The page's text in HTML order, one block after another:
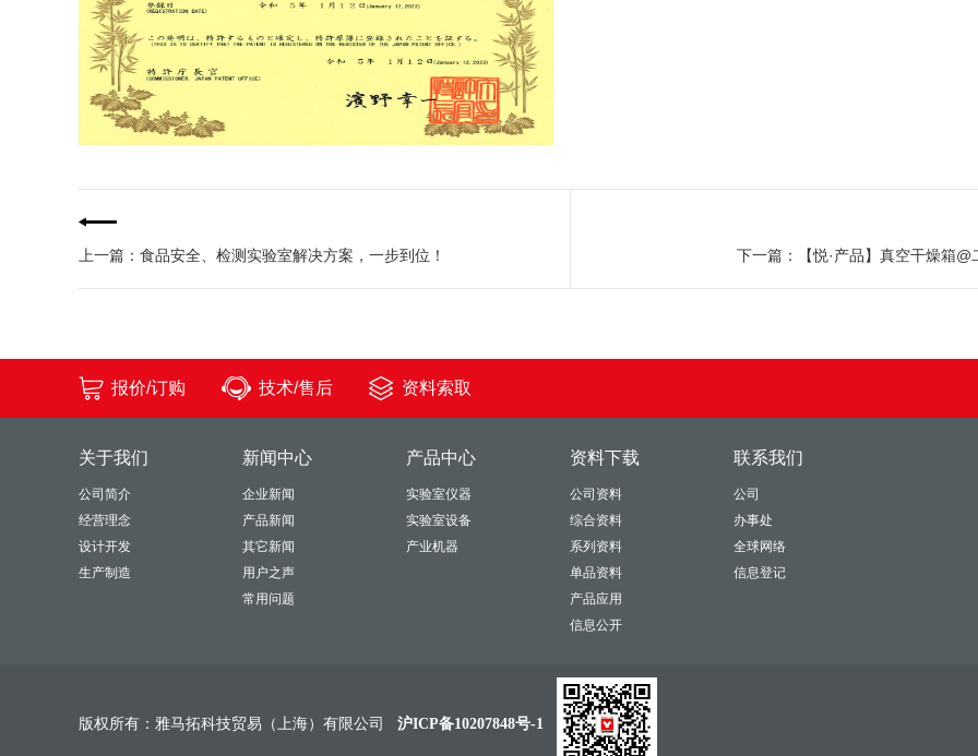
上一篇：食品安全、检测实验室解决方案，一步到位！ 下一篇：【悦·产品】真空干燥箱@
报价/订购 技术/售后 资料索取
关于我们
公司简介
经营理念
设计开发
生产制造
新闻中心
企业新闻
产品新闻
其它新闻
用户之声
常用问题
产品中心
实验室仪器
实验室设备
产业机器
资料下载
公司资料
综合资料
系列资料
单品资料
产品应用
信息公开
联系我们
公司
办事处
全球网络
信息登记
版权所有：雅马拓科技贸易（上海）有限公司 沪ICP备10207848号-1